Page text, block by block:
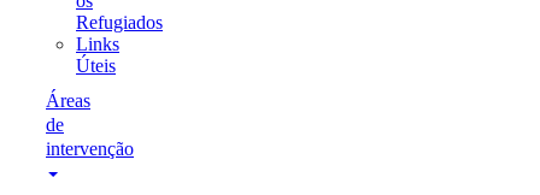
Refugiados
Links
Úteis
Áreas
de
intervenção